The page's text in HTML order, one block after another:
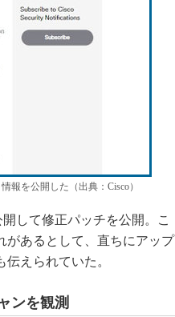
報を公開した（出典：Cisco）
して修正パッチを公開。こ
があるとして、直ちにアップ
えられていた。
ンを観測